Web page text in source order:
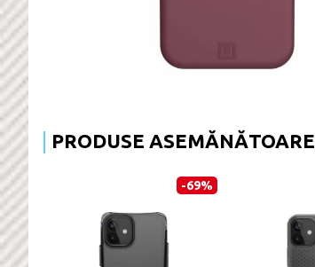
PRODUSE ASEMĂNĂTOARE
-69%